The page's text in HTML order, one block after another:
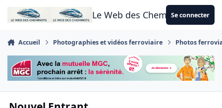
Aller au contenu
Le Web des CheminotsSe connecter
Accueil Photographies et vidéos ferroviaire Photos